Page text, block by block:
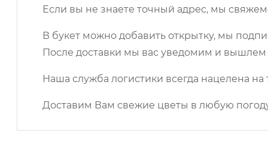
Если вы не знаете точный адрес, мы
В букет можно добавить открытку, мы
После доставки мы вас уведомим и вышлем
Наша служба логистики всегда нацелена
Доставим Вам свежие цветы в любую